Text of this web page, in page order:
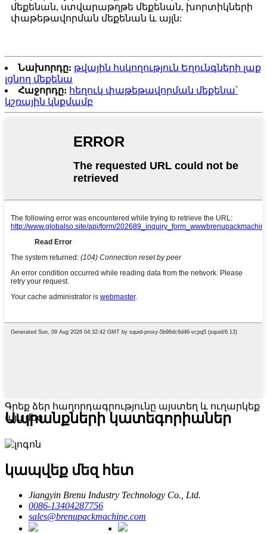
մեքենան, ստվարաթղթե մեքենան, խորտիկների
փաթեթավորման մեքենան և այլն:
Նախորդը: թվային հսկողություն Եղունգների լաք
լցնող մեքենա
Հաջորդը: հեղուկ փաթեթավորման մեքենա՝
կշռային կնքմամբ
Գրեք ձեր հաղորդագրությունը այստեղ և ուղարկեք
այն մեզ
Ապրանքների կատեգորիաներ
կապվեք մեզ հետ
Jiangyin Brenu Industry Technology Co., Ltd.
0086-13404287756
sales@brenupackmachine.com